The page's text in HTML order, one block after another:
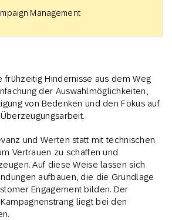
Management
frühzeitig Hindernisse aus dem Weg
der Auswahlmöglichkeiten,
von Bedenken und den Fokus auf
und Werten statt mit technischen
Vertrauen zu schaffen und
Auf diese Weise lassen sich
aufbauen, die die Grundlage
Engagement bilden. Der
liegt bei den